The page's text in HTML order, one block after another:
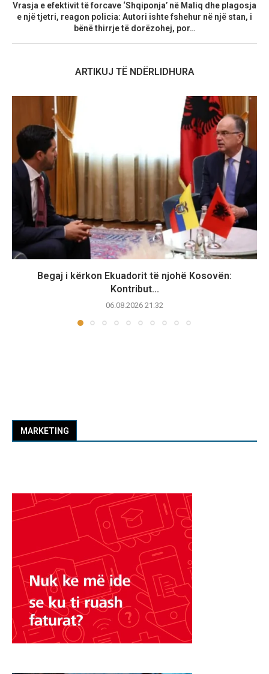
Vrasja e efektivit të forcave ‘Shqiponja’ në Maliq dhe plagosja
e një tjetri, reagon policia: Autori ishte fshehur në një stan, i
bënë thirrje të dorëzohej, por…
ARTIKUJ TË NDËRLIDHURA
Begaj i kërkon Ekuadorit të njohë Kosovën:
Kontribut...
06.08.2026 21:32
MARKETING